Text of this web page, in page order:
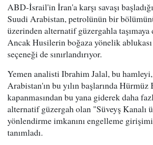
ABD-İsrail'in İran'a karşı savaşı
Suudi Arabistan, petrolünün bir
üzerinden alternatif güzergahla
Ancak Husilerin boğaza yönelik ablukası
seçeneği de sınırlandırıyor.
Yemen analisti Ibrahim Jalal, bu
Arabistan'ın bu yılın başlarında Hürmüz
kapanmasından bu yana giderek daha
alternatif güzergah olan "Süveyş Kanalı
yönlendirme imkanını engelleme
tanımladı.